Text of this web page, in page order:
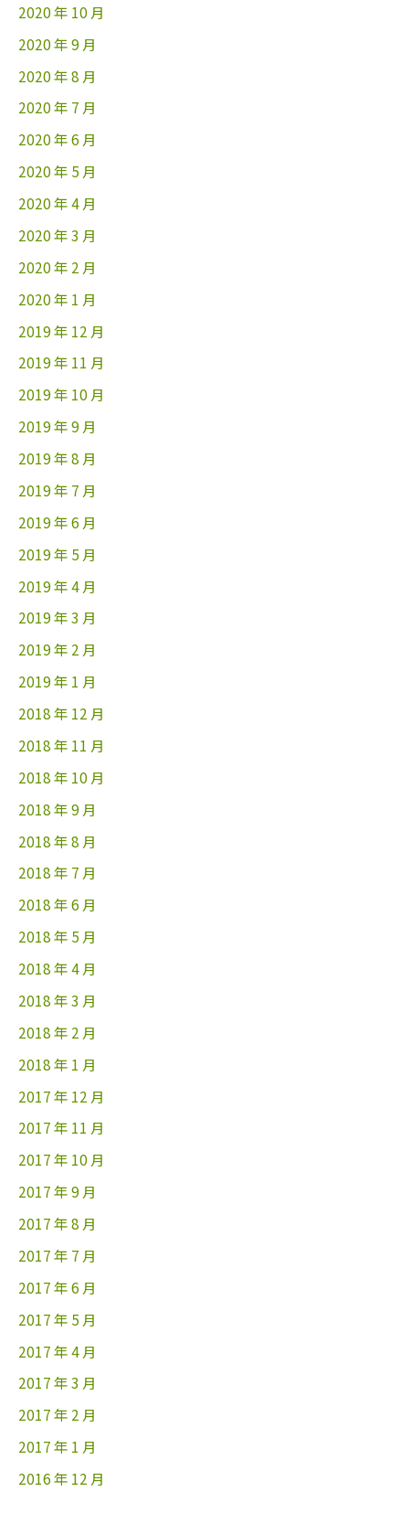
2020 年 10 月
2020 年 9 月
2020 年 8 月
2020 年 7 月
2020 年 6 月
2020 年 5 月
2020 年 4 月
2020 年 3 月
2020 年 2 月
2020 年 1 月
2019 年 12 月
2019 年 11 月
2019 年 10 月
2019 年 9 月
2019 年 8 月
2019 年 7 月
2019 年 6 月
2019 年 5 月
2019 年 4 月
2019 年 3 月
2019 年 2 月
2019 年 1 月
2018 年 12 月
2018 年 11 月
2018 年 10 月
2018 年 9 月
2018 年 8 月
2018 年 7 月
2018 年 6 月
2018 年 5 月
2018 年 4 月
2018 年 3 月
2018 年 2 月
2018 年 1 月
2017 年 12 月
2017 年 11 月
2017 年 10 月
2017 年 9 月
2017 年 8 月
2017 年 7 月
2017 年 6 月
2017 年 5 月
2017 年 4 月
2017 年 3 月
2017 年 2 月
2017 年 1 月
2016 年 12 月